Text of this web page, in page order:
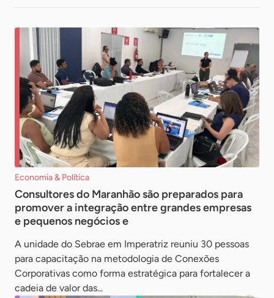
Economia & Política
Consultores do Maranhão são preparados para
promover a integração entre grandes empresas
e pequenos negócios e
A unidade do Sebrae em Imperatriz reuniu 30 pessoas
para capacitação na metodologia de Conexões
Corporativas como forma estratégica para fortalecer a
cadeia de valor das...